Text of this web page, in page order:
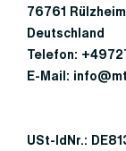
76761 Rülzheim
Deutschland
Telefon:
E-Mail:
USt-IdNr.: